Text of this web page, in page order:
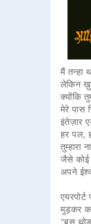
मैं तन्हा
लेकिन
क्योंकि
मेरे पास
इंतेज़ार
हर पल,
तुम्हारा
जैसे कोई
अपने
मुड़कर
"बस